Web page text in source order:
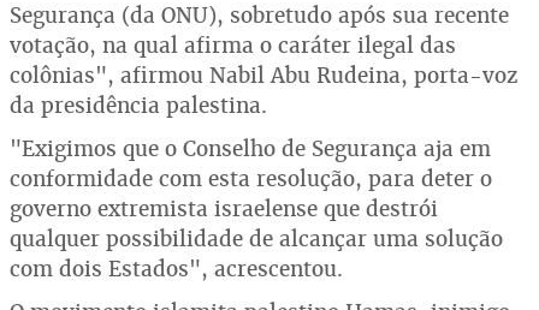
Segurança (da ONU), sobretudo após sua recente
votação, na qual afirma o caráter ilegal das
colônias", afirmou Nabil Abu Rudeina, porta-voz
da presidência palestina.
"Exigimos que o Conselho de Segurança aja em
conformidade com esta resolução, para deter o
governo extremista israelense que destrói
qualquer possibilidade de alcançar uma solução
com dois Estados", acrescentou.